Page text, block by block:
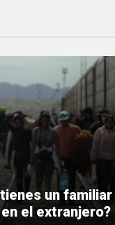
un familiar
el extranjero?